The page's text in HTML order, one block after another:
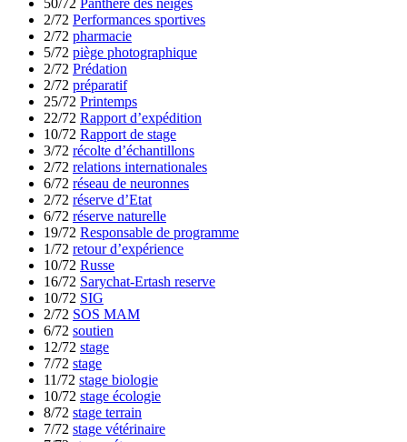
2/72 Performances sportives
2/72 pharmacie
5/72 piège photographique
2/72 Prédation
2/72 préparatif
25/72 Printemps
22/72 Rapport d’expédition
10/72 Rapport de stage
3/72 récolte d’échantillons
2/72 relations internationales
6/72 réseau de neuronnes
2/72 réserve d’Etat
6/72 réserve naturelle
19/72 Responsable de programme
1/72 retour d’expérience
10/72 Russe
16/72 Sarychat-Ertash reserve
10/72 SIG
2/72 SOS MAM
6/72 soutien
12/72 stage
7/72 stage
11/72 stage biologie
10/72 stage écologie
8/72 stage terrain
7/72 stage vétérinaire